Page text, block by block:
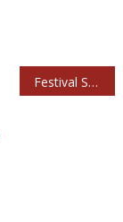
Festival SBC 22, gratis en Madrid con Mägo de Oz y M Clan